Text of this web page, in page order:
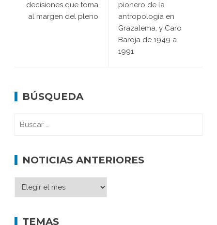
decisiones que toma
al margen del pleno
pionero de la
antropología en
Grazalema, y Caro
Baroja de 1949 a
1991
BÚSQUEDA
NOTICIAS ANTERIORES
TEMAS